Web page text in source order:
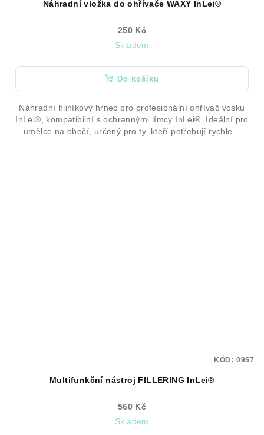
Náhradní vložka do ohřívače WAXY InLei®
250 Kč
Skladem
Do košíku
Náhradní hliníkový hrnec pro profesionální ohřívač vosku
InLei®, kompatibilní s ochrannými límcy InLei®. Ideální pro
umělce na obočí, určený pro ty, kteří potřebují rychle...
Multifunkční nástroj FILLERING InLei®
560 Kč
Skladem
KÓD: 0957